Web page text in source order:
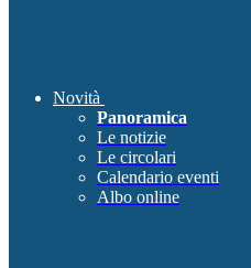
Novità
Panoramica
Le notizie
Le circolari
Calendario eventi
Albo online